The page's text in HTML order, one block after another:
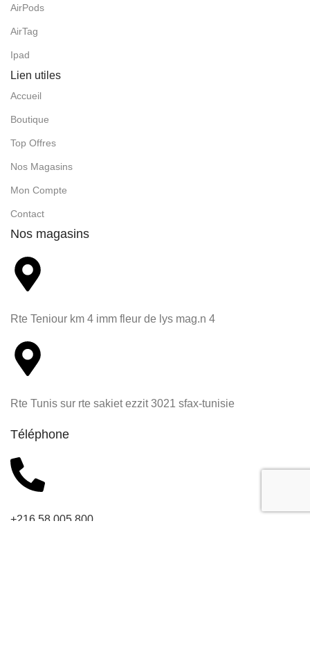
AirPods
AirTag
Ipad
Lien utiles
Accueil
Boutique
Top Offres
Nos Magasins
Mon Compte
Contact
Nos magasins
Rte Teniour km 4 imm fleur de lys mag.n 4
Rte Tunis sur rte sakiet ezzit 3021 sfax-tunisie
Téléphone
+216 58 005 800